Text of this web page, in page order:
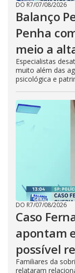
DO R7/07/08/2026
Balanço
Penha
meio a
Especialistas
muito além das
psicológica e
DO R7/07/08/2026
Caso
apontam
possível
Familiares da
relataram